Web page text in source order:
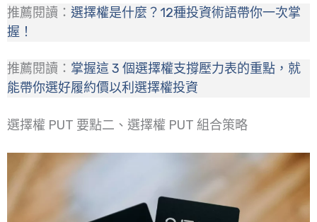
推薦閱讀： 選擇權是什麼？12種投資術語帶你一次掌
握！
推薦閱讀： 掌握這 3 個選擇權支撐壓力表的重點，就
能帶你選好履約價以利選擇權投資
選擇權 PUT 要點二、選擇權 PUT 組合策略